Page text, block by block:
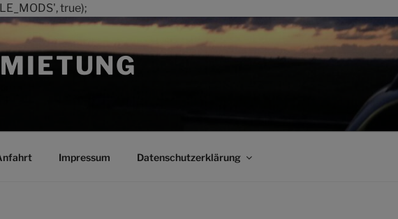
true);
Impressum Datenschutzerklärung